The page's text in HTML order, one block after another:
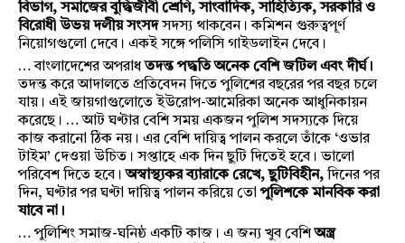
বিভাগ, সমাজের বুদ্ধিজীবী শ্রেণি, সাংবাদিক, সাহিত্যিক, সরকারি ও
বিরোধী উভয় দলীয় সংসদসদস্য থাকবেন। কমিশন গুরুত্বপূর্ণ
নিয়োগগুলো দেবে। একই সঙ্গে পলিসি গাইডলাইন দেবে।
… বাংলাদেশের অপরাধতদন্ত পদ্ধতি অনেক বেশি জটিল এবং দীর্ঘ।
তদন্ত করে আদালতে প্রতিবেদন দিতে পুলিশের বছরের পর বছর চলে
যায়। এই জায়গাগুলোতে ইউরোপ-আমেরিকা অনেক আধুনিকায়ন
করেছে। … আট ঘণ্টার বেশি সময় একজন পুলিশ সদস্যকে দিয়ে
কাজ করানো ঠিক নয়। এর বেশি দায়িত্ব পালন করলে তাঁকে ‘ওভার
টাইম’ দেওয়া উচিত। সপ্তাহে এক দিন ছুটি দিতেই হবে। ভালো
পরিবেশ দিতে হবে।অস্বাস্থ্যকর ব্যারাকে রেখে, ছুটিবিহীন,দিনের পর
দিন, ঘণ্টার পর ঘণ্টা দায়িত্ব পালন করিয়ে তোপুলিশকে মানবিক করা
যাবে না।
… পুলিশিং সমাজ-ঘনিষ্ঠ একটি কাজ। এ জন্য খুব বেশিঅস্ত্র